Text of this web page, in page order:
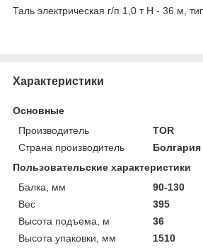
Таль электрическая г/п 1,0 т Н - 36 м,
Характеристики
Основные
Производитель
TOR
Страна производитель
Болгария
Пользовательские характеристики
Балка, мм
90-130
Вес
395
Высота подъема, м
36
Высота упаковки, мм
1510